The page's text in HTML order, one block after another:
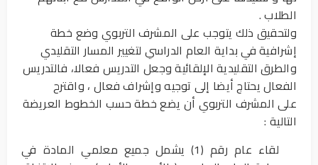
الطلاب .
ولتحقيق ذلك يتوجب على المشرف التربوي وضع خطة
إشرافية في بداية العام الدراسي لتغيير المسار التقليدي
والطرق التقليدية الإلقائية وجعل التدريس فعالا، فالتدريس
الفعال يحتاج أيضا إلى توجيه وإشراف فعال ، واقترح
على المشرف التربوي أن يضع خطة حسب الخطوط العريضة
التالية :
لقاء عام رقم (1) يشمل جميع معلمي المادة في